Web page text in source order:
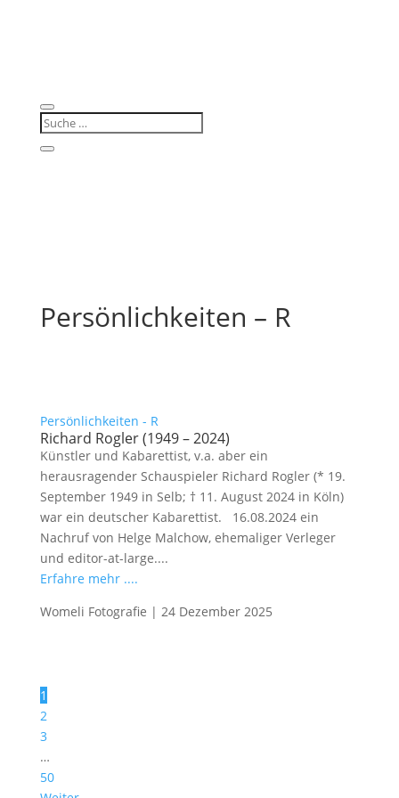
Persönlichkeiten – R
Persönlichkeiten - R
Richard Rogler (1949 – 2024)
Künstler und Kabarettist, v.a. aber ein
herausragender Schauspieler Richard Rogler (* 19.
September 1949 in Selb; † 11. August 2024 in Köln)
war ein deutscher Kabarettist. 16.08.2024 ein
Nachruf von Helge Malchow, ehemaliger Verleger
und editor-at-large....
Erfahre mehr ....
Womeli Fotografie | 24 Dezember 2025
1
2
3
…
50